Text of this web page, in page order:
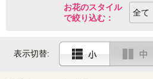
お花のスタイル
で絞り込む：
表示切替: